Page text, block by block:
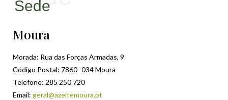
Sede
Moura
Morada: Rua das Forças Armadas, 9
Código Postal: 7860- 034 Moura
Telefone: 285 250 720
Email: geral@azeitemoura.pt